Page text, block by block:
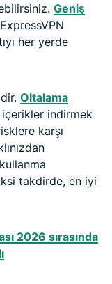
Geniş
her yerde
Oltalama
indirmek
karşı
takdirde, en iyi
2026 sırasında